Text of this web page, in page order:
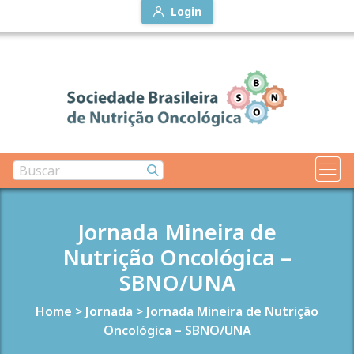
Login
Jornada Mineira de
Nutrição Oncológica –
SBNO/UNA
Home > Jornada > Jornada Mineira de Nutrição
Oncológica – SBNO/UNA